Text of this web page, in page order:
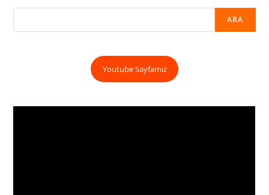
ARA
Youtube Sayfamız